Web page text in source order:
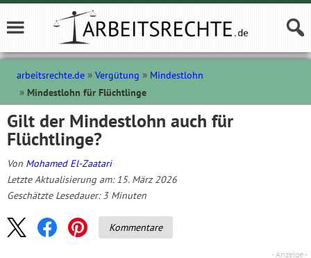
arbeitsrechte.de Vergütung
Mindestlohn
Mindestlohn für Flüchtlinge
Gilt der Mindestlohn auch für
Flüchtlinge?
Von Mohamed El-Zaatari
Letzte Aktualisierung am: 15. März 2026
Geschätzte Lesedauer: 3 Minuten
Kommentare